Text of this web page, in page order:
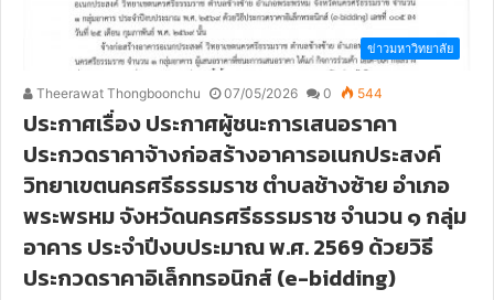
ข่าวมหาวิทยาลัย
Theerawat Thongboonchu 07/05/2026 0 544
ประกาศเรื่อง ประกาศผู้ชนะการเสนอราคา
ประกวดราคาจ้างก่อสร้างอาคารอเนกประสงค์
วิทยาเขตนครศรีธรรมราช ตำบลช้างซ้าย อำเภอ
พระพรหม จังหวัดนครศรีธรรมราช จำนวน ๑ กลุ่ม
อาคาร ประจำปีงบประมาณ พ.ศ. 2569 ด้วยวิธี
ประกวดราคาอิเล็กทรอนิกส์ (e-bidding)